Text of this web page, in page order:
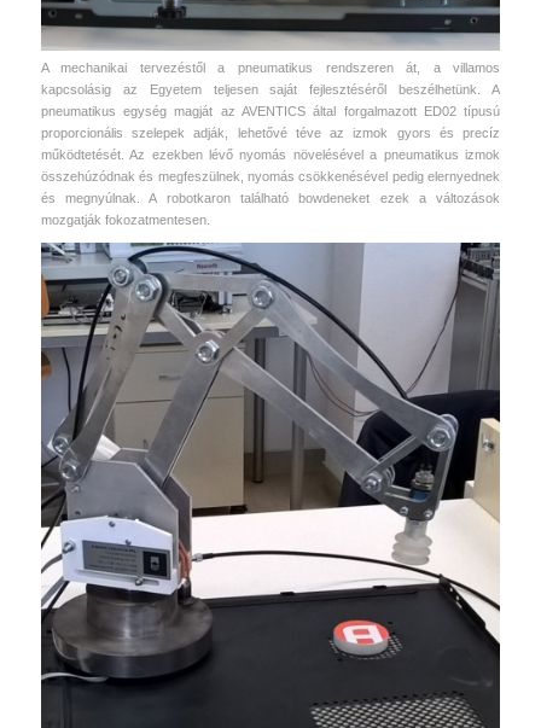
A mechanikai tervezéstől a pneumatikus rendszeren át, a villamos
kapcsolásig az Egyetem teljesen saját fejlesztéséről beszélhetünk. A
pneumatikus egység magját az AVENTICS által forgalmazott ED02 típusú
proporcionális szelepek adják, lehetővé téve az izmok gyors és precíz
működtetését. Az ezekben lévő nyomás növelésével a pneumatikus izmok
összehúzódnak és megfeszülnek, nyomás csökkenésével pedig elernyednek
és megnyúlnak. A robotkaron található bowdeneket ezek a változások
mozgatják fokozatmentesen.